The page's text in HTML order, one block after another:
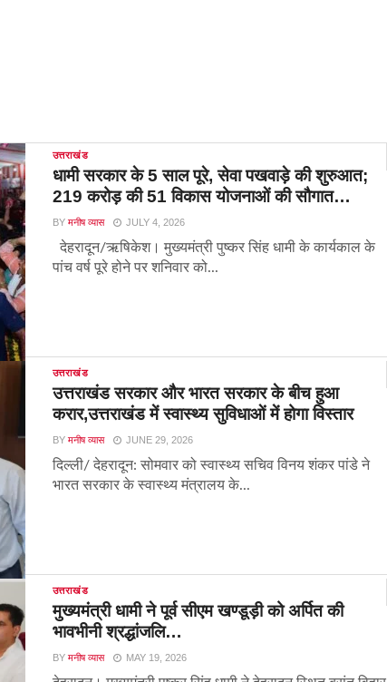
उत्तराखंड
धामी सरकार के 5 साल पूरे, सेवा पखवाड़े की शुरुआत;
219 करोड़ की 51 विकास योजनाओं की सौगात…
BY मनीष व्यास JULY 4, 2026
देहरादून/ऋषिकेश। मुख्यमंत्री पुष्कर सिंह धामी के कार्यकाल के
पांच वर्ष पूरे होने पर शनिवार को...
उत्तराखंड
उत्तराखंड सरकार और भारत सरकार के बीच हुआ
करार,उत्तराखंड में स्वास्थ्य सुविधाओं में होगा विस्तार
BY मनीष व्यास JUNE 29, 2026
दिल्ली/ देहरादून: सोमवार को स्वास्थ्य सचिव विनय शंकर पांडे ने
भारत सरकार के स्वास्थ्य मंत्रालय के...
उत्तराखंड
मुख्यमंत्री धामी ने पूर्व सीएम खण्डूड़ी को अर्पित की
भावभीनी श्रद्धांजलि…
BY मनीष व्यास MAY 19, 2026